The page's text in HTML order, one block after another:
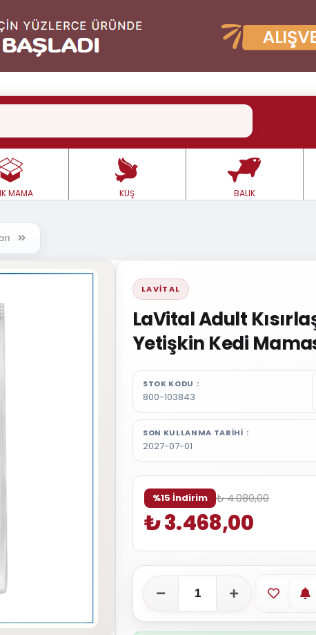
MAMA KUŞ BALIK
LAVITAL
LaVital Adult
Yetişkin Kedi
STOK KODU
800-103843
SON KULLANMA TARIHI
2027-07-01
%15 İndirim ₺ 4.080,00
₺ 3.468,00